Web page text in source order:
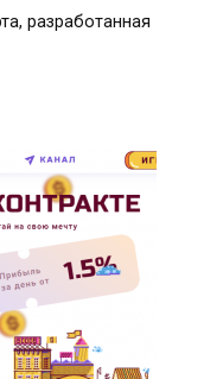
разработанная